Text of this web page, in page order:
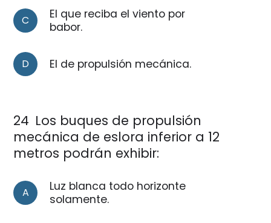
C
El que reciba el viento por
babor.
D El de propulsión mecánica.
24 Los buques de propulsión
mecánica de eslora inferior a 12
metros podrán exhibir:
A
Luz blanca todo horizonte
solamente.